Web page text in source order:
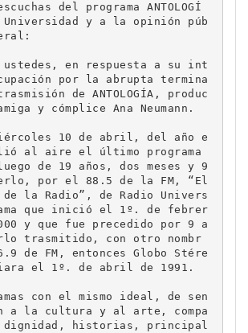
del programa ANTOLOGÍ
Universidad y a la opinión púb
en respuesta a su int
por la abrupta termina
de ANTOLOGÍA, produc
y cómplice Ana Neumann.
10 de abril, del año e
al aire el último programa
de 19 años, dos meses y 9
por el 88.5 de la FM, “El
la Radio”, de Radio Univers
que inició el 1º. de febrer
y que fue precedido por 9 a
trasmitido, con otro nombr
de FM, entonces Globo Stére
el 1º. de abril de 1991.
con el mismo ideal, de sen
a la cultura y al arte, compa
dignidad, historias, principal